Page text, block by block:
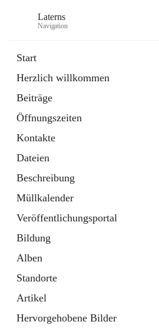
Laterns
Navigation
Start
Herzlich willkommen
Beiträge
Öffnungszeiten
Kontakte
Dateien
Beschreibung
Müllkalender
Veröffentlichungsportal
Bildung
Alben
Standorte
Artikel
Hervorgehobene Bilder